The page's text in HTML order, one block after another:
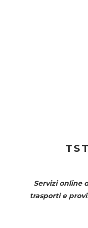
Servizi online
trasporti e